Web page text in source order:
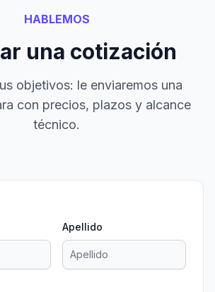
HABLEMOS
una cotización
objetivos: le enviaremos una
con precios, plazos y alcance
técnico.
Apellido